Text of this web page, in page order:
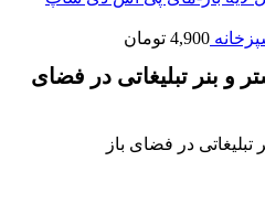
4,900 تومان
و بنر تبلیغاتی در فضای
تبلیغاتی در فضای باز